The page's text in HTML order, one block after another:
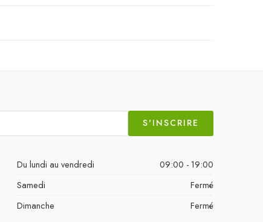
S'INSCRIRE
Du lundi au vendredi
09:00 - 19:00
Samedi
Fermé
Dimanche
Fermé